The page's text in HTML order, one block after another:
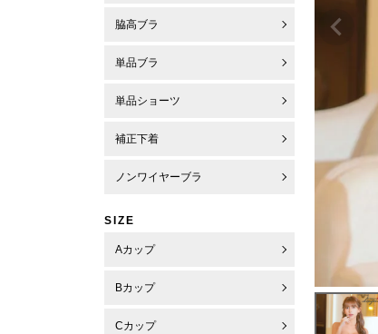
脇高ブラ
単品ブラ
単品ショーツ
補正下着
ノンワイヤーブラ
SIZE
Aカップ
Bカップ
Cカップ